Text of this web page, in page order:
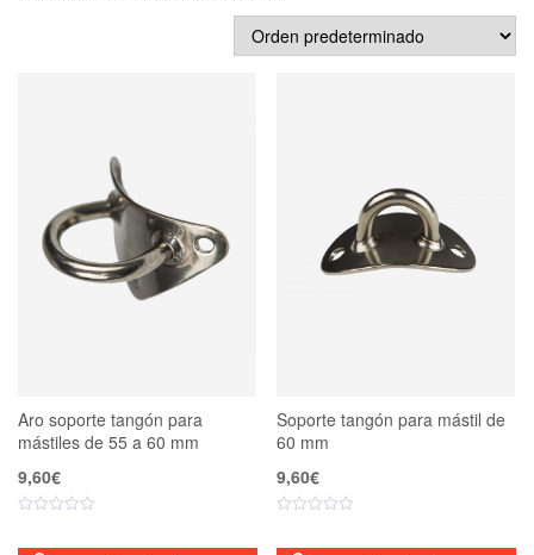
Aro soporte tangón para
mástiles de 55 a 60 mm
9,60€
Soporte tangón para mástil de
60 mm
9,60€